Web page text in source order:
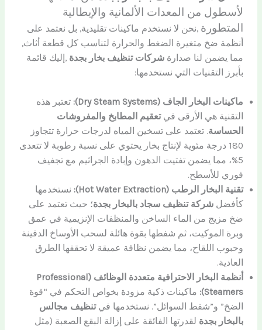
لأسطول من المعدات الألمانية والإيطالية
المتطورة ,نحن لا نستخدم ماكينات تقليدية, بل نعتمد على
أنظمة ضخ متغيرة الضغط والحرارة لتناسب كل قطعة أثاث,
مما يضمن لنا صدارةشركات تنظيف بخار بجدة ,إليك قائمة
بأبرز التقنيات التي نستخدمها:
ماكينات البخار الجاف (Dry Steam Systems):
تعتبر هذه
التقنية هي الأرقى فيتعقيم المطابخ والمفروشات
الحساسة. تعتمد على تسخين المياه لدرجات حرارة تتجاوز
180 درجة مئوية لإنتاج بخار يحتوي على نسبة رطوبة لا تتعدى
5%، مما يضمن تفتيت الدهون وإبادة الجراثيم مع تجفيف
فوري للأسطح.
تقنية البخار الرطب (Hot Water Extraction):
نستخدمها
كأفضلشركة تنظيف سجاد بالبخار بجدة؛ حيث تعتمد على
ضخ مزيج من الماء الساخن والمنظفات الإنزيمية في عمق
وبرة الموكيت، ثم شفطها بقوة هائلة لسحب الأوساخ الدفينة
وحبوب اللقاح، مما يضمن نظافة عميقة لا تحققها الطرق
العادية.
أنظمة البخار الاحترافية متعددة الوظائف (Professional
Steamers):
ماكينات ذكية مزودة بخواص التحكم في “قوة
الضخ” و”شفط السوائل”. نستخدمها فيتنظيف مجالس
بالبخار بجدة لقدرتها الفائقة على إزالة البقع الصعبة (مثل